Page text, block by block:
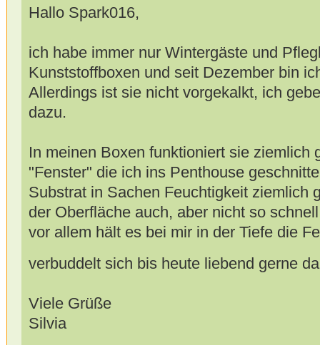
Hallo Spark016,
ich habe immer nur Wintergäste und
Kunststoffboxen und seit Dezember bin
Allerdings ist sie nicht vorgekalkt, ich
dazu.
In meinen Boxen funktioniert sie ziemlich
"Fenster" die ich ins Penthouse
Substrat in Sachen Feuchtigkeit ziemlich
der Oberfläche auch, aber nicht so
vor allem hält es bei mir in der Tiefe die
verbuddelt sich bis heute liebend gerne
Viele Grüße
Silvia